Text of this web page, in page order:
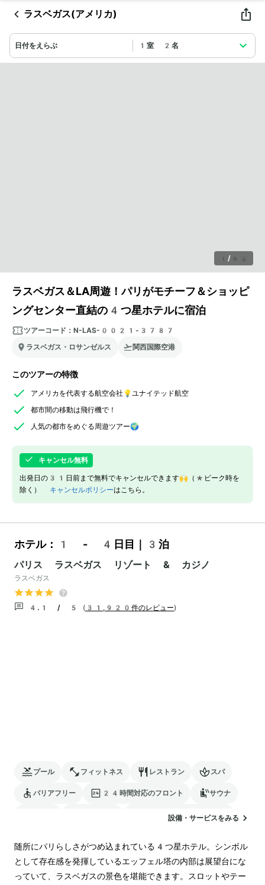
ラスベガス(アメリカ)
日付をえらぶ 1室 2名
1 / 62
ラスベガス＆LA周遊！パリがモチーフ＆ショッピ
ングセンター直結の4つ星ホテルに宿泊
ツアーコード： N-LAS-0021-3787
ラスベガス・ロサンゼルス
関西国際空港
このツアーの特徴
アメリカを代表する航空会社💡ユナイテッド航空
都市間の移動は飛行機で！
人気の都市をめぐる周遊ツアー🌍
キャンセル無料
出発日の31日前まで無料でキャンセルできます🙌（*ピーク時を
除く） キャンセルポリシーはこちら。
ホテル：1 - 4日目｜3泊
パリス ラスベガス リゾート & カジノ
ラスベガス
4.1 / 5 ( 31,920件のレビュー)
プール フィットネス レストラン スパ
バリアフリー 24時間対応のフロント サウナ
電気自動車の充電スタンド
設備・サービスをみる
随所にパリらしさがつめ込まれている4つ星ホテル。シンボル
として存在感を発揮しているエッフェル塔の内部は展望台にな
っていて、ラスベガスの景色を堪能できます。スロットやテー